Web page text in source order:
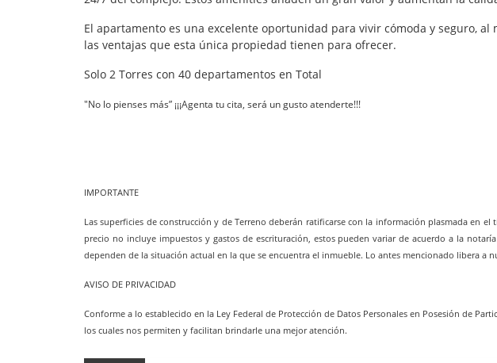
El apartamento es una excelente oportunidad para vivir cómoda y seguro,
las ventajas que esta única propiedad tienen para ofrecer.
Solo 2 Torres con 40 departamentos en Total
"No lo pienses más” ¡¡¡Agenta tu cita, será un gusto atenderte!!!
IMPORTANTE
Las superficies de construcción y de Terreno deberán ratificarse con la información plasmada en
precio no incluye impuestos y gastos de escrituración, estos pueden variar de acuerdo a la
dependen de la situación actual en la que se encuentra el inmueble. Lo antes mencionado libera a
AVISO DE PRIVACIDAD
Conforme a lo establecido en la Ley Federal de Protección de Datos Personales en Posesión de
los cuales nos permiten y facilitan brindarle una mejor atención.